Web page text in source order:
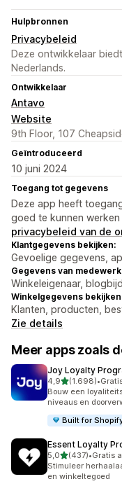
Hulpbronnen
Privacybeleid
Deze ontwikkelaar
Nederlands.
Ontwikkelaar
Antavo
Website
9th Floor, 107
Geïntroduceerd
10 juni 2024
Toegang tot gegevens
Deze app heeft
goed te kunnen
privacybeleid van de
Klantgegevens bekijken:
Gevoelige gegevens,
Gegevens van
Winkeleigenaar,
Winkelgegevens
Klanten, producten,
Zie details
Meer apps zoals
Joy Loyalty
4,9van 5 sterren
(1.698)
1698 recensies in
•
Bouw een
niveaus en
Built for
Essent Loyalty
5,0van 5 sterren
(437)
437 recensies in
•Gratis
Stimuleer
en winkeltegoed